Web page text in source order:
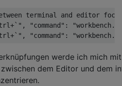
terminal and editor
"command":
werde ich mich
dem Editor und dem